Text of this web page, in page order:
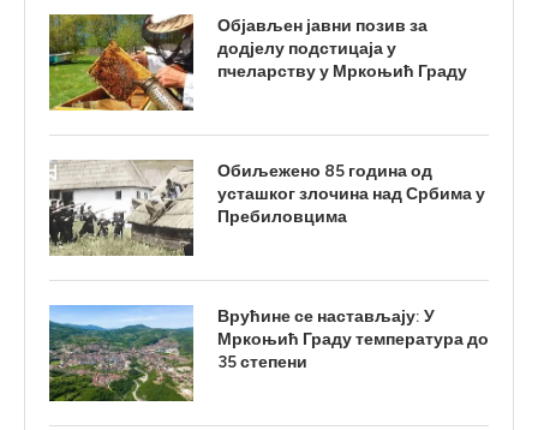
Објављен јавни позив за
додјелу подстицаја у
пчеларству у Мркоњић Граду
Обиљежено 85 година од
усташког злочина над Србима у
Пребиловцима
Врућине се настављају: У
Мркоњић Граду температура до
35 степени